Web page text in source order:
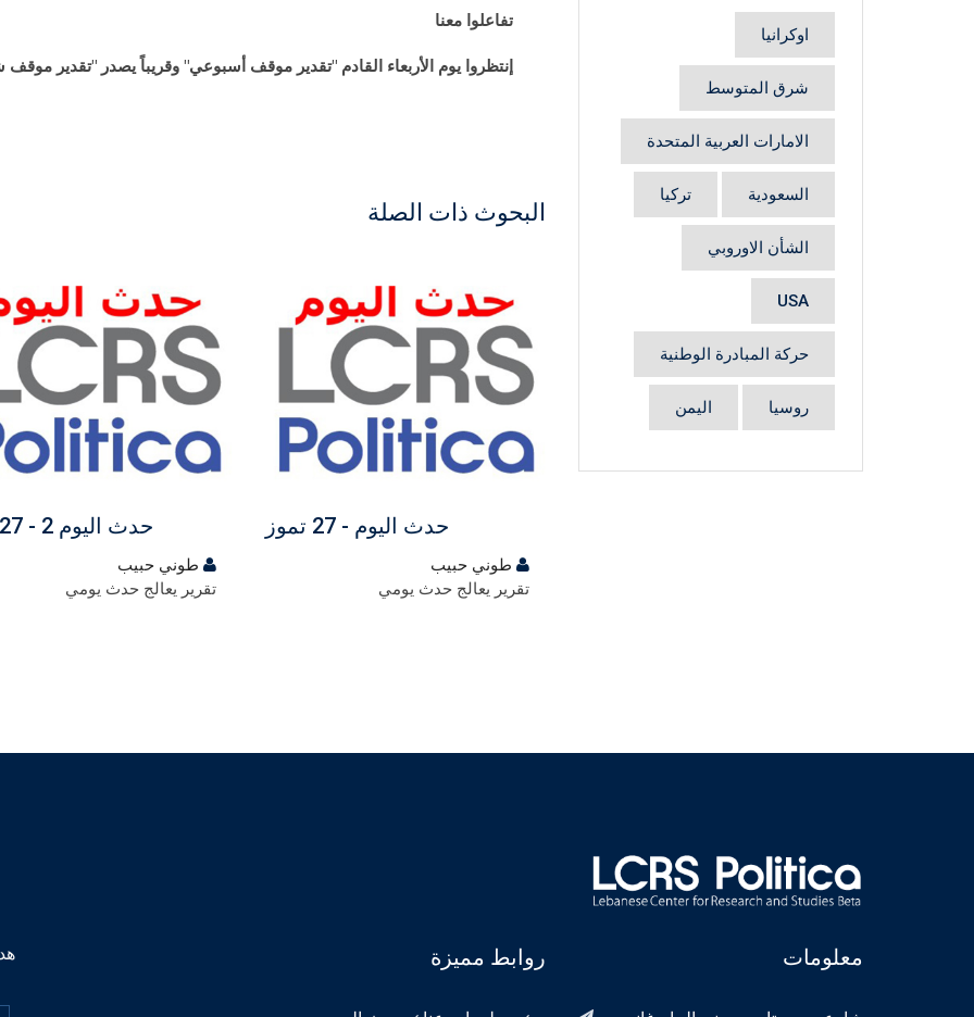
تفاعلوا معنا
إنتظروا يوم الأربعاء القادم "تقدير موقف أسبوعي" وقريباً يصدر "تقدير
البحوث ذات الصلة
مجاني
حدث اليوم - 27 تموز
طوني حبيب
تقرير يعالج حدث يومي
مجاني
حدث اليوم 2 - 27 تموز
طوني حبيب
تقرير يعالج حدث يومي
اوكرانيا
شرق المتوسط
الامارات العربية المتحدة
السعودية تركيا
الشأن الاوروبي
USA
حركة المبادرة الوطنية
روسيا اليمن
روابط مميزة معلومات